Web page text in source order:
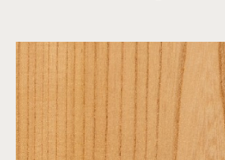
TOP
MATERIALS
PRODUCTS